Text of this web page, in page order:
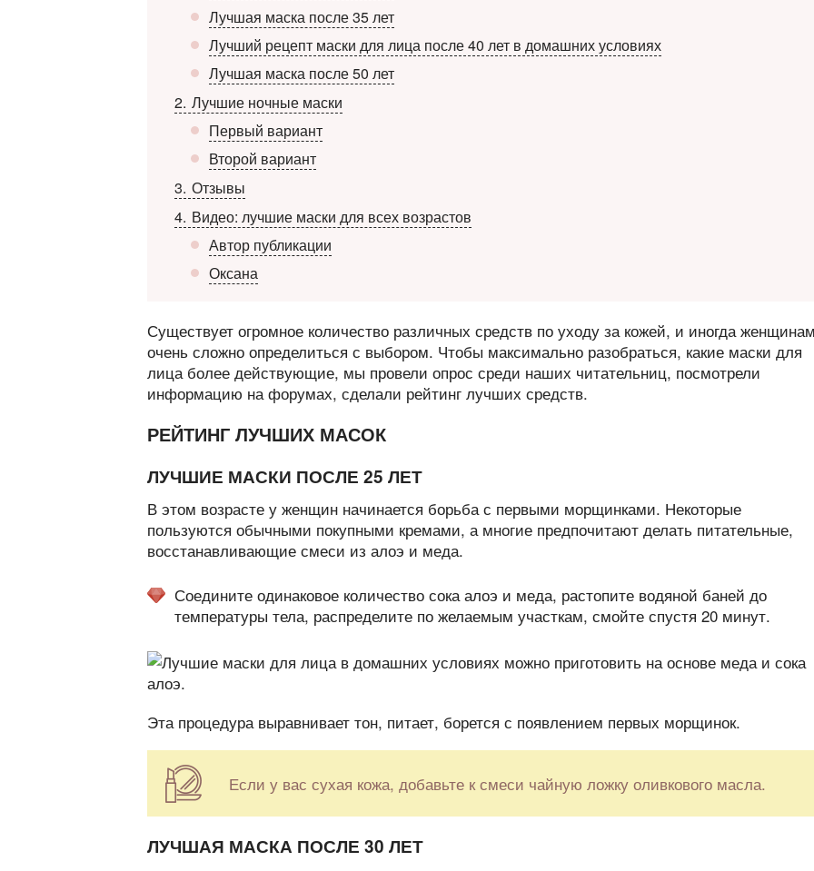
Лучшая маска после 35 лет
Лучший рецепт маски для лица после 40 лет в домашних условиях
Лучшая маска после 50 лет
2 Лучшие ночные маски
Первый вариант
Второй вариант
3 Отзывы
4 Видео: лучшие маски для всех возрастов
Автор публикации
Оксана
Существует огромное количество различных средств по уходу за кожей, и иногда
очень сложно определиться с выбором. Чтобы максимально разобраться, какие маски для
лица более действующие, мы провели опрос среди наших читательниц, посмотрели
информацию на форумах, сделали рейтинг лучших средств.
РЕЙТИНГ ЛУЧШИХ МАСОК
ЛУЧШИЕ МАСКИ ПОСЛЕ 25 ЛЕТ
В этом возрасте у женщин начинается борьба с первыми морщинками. Некоторые
пользуются обычными покупными кремами, а многие предпочитают делать питательные,
восстанавливающие смеси из алоэ и меда.
Соедините одинаковое количество сока алоэ и меда, растопите водяной баней до
температуры тела, распределите по желаемым участкам, смойте спустя 20 минут.
Эта процедура выравнивает тон, питает, борется с появлением первых морщинок.
Если у вас сухая кожа, добавьте к смеси чайную ложку оливкового масла.
ЛУЧШАЯ МАСКА ПОСЛЕ 30 ЛЕТ